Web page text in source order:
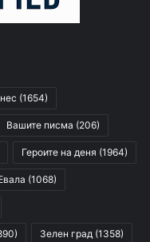
(1654)
Вашите писма (206)
Героите на деня (1964)
(1068)
Зелен град (1358)